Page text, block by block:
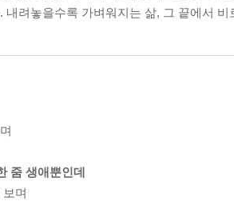
내려놓을수록 가벼워지는 삶, 그 끝에서
줌 생애뿐인데
보며